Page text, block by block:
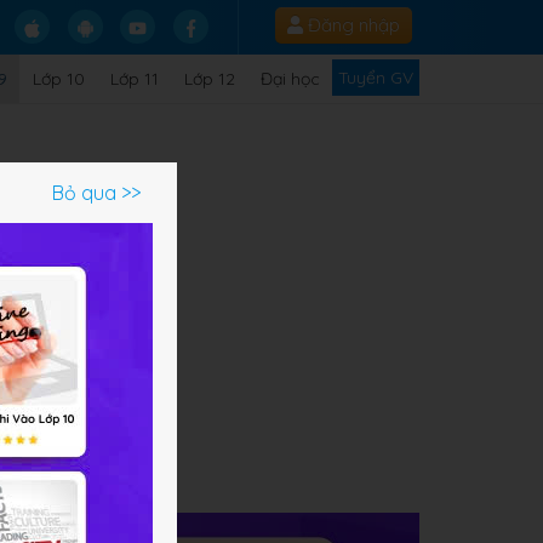
Đăng nhập
Lớp 10 Lớp 11 Lớp 12 Đại học Tuyển GV
Bỏ qua >>